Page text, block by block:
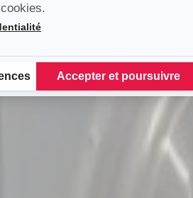
: Personnalisez vos Options
Accepter et poursuivre